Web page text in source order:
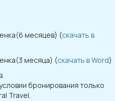
месяцев) (скачать в
месяца) (скачать в Word)
бронирования только
Travel.